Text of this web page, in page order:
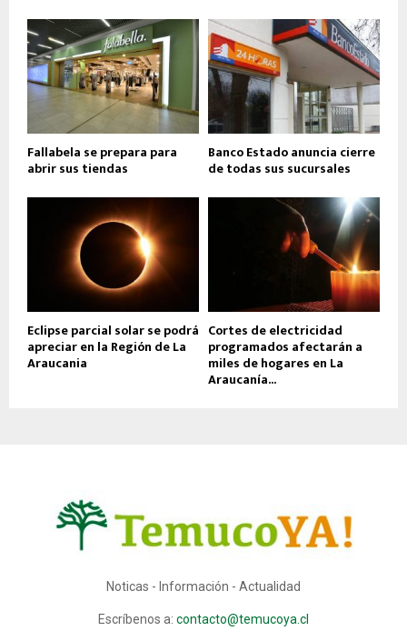
Fallabela se prepara para
abrir sus tiendas
Banco Estado anuncia cierre
de todas sus sucursales
Eclipse parcial solar se podrá
apreciar en la Región de La
Araucania
Cortes de electricidad
programados afectarán a
miles de hogares en La
Araucanía...
Noticas - Información - Actualidad
Escríbenos a: contacto@temucoya.cl